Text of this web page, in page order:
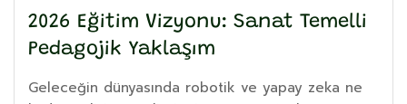
2026 Eğitim Vizyonu: Sanat Temelli
Pedagojik Yaklaşım
Geleceğin dünyasında robotik ve yapay zeka ne